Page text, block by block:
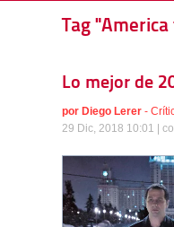
Tag
Lo mejor de
por Diego Lerer -
29 Dic, 2018 10:01 |